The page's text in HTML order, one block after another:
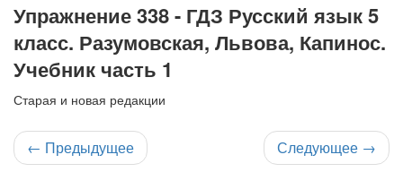
Упражнение 338 - ГДЗ Русский язык 5
класс. Разумовская, Львова, Капинос.
Учебник часть 1
Старая и новая редакции
← Предыдущее Следующее →